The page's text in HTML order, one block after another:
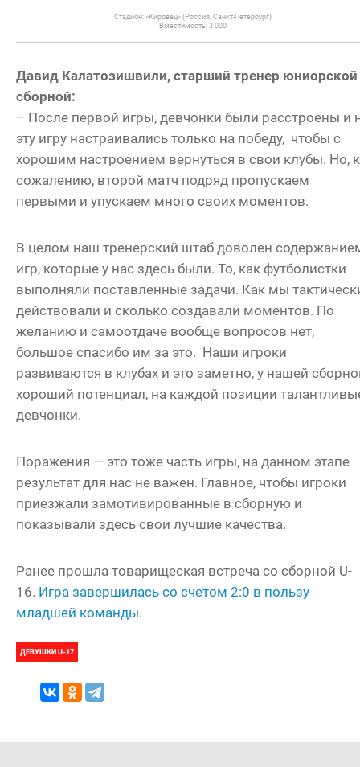
Стадион: «Кировец» (Россия, Санкт-Петербург)
Вместимость: 3 000
Давид Калатозишвили, старший тренер юниорской
сборной:
– После первой игры, девчонки были расстроены и
эту игру настраивались только на победу, чтобы с
хорошим настроением вернуться в свои клубы. Но, к
сожалению, второй матч подряд пропускаем
первыми и упускаем много своих моментов.
В целом наш тренерский штаб доволен
игр, которые у нас здесь были. То, как футболистки
выполняли поставленные задачи. Как мы
действовали и сколько создавали моментов. По
желанию и самоотдаче вообще вопросов нет,
большое спасибо им за это. Наши игроки
развиваются в клубах и это заметно, у нашей
хороший потенциал, на каждой позиции
девчонки.
Поражения — это тоже часть игры, на данном этапе
результат для нас не важен. Главное, чтобы игроки
приезжали замотивированные в сборную и
показывали здесь свои лучшие качества.
Ранее прошла товарищеская встреча со сборной U-
16. Игра завершилась со счетом 2:0 в пользу
младшей команды.
ДЕВУШКИ U-17